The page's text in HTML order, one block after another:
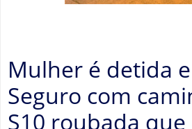
Mulher é detida
Seguro com
S10 roubada